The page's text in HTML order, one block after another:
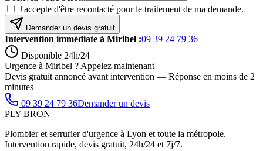
J'accepte d'être recontacté pour le traitement de ma demande.
Demander un devis gratuit
Intervention immédiate à Miribel :09 39 24 79 36
Disponible 24h/24
Urgence à Miribel ? Appelez maintenant
Devis gratuit annoncé avant intervention — Réponse en moins de 2
minutes
09 39 24 79 36Demander un devis
PLY BRON
Plombier et serrurier d'urgence à Lyon et toute la métropole.
Intervention rapide, devis gratuit, 24h/24 et 7j/7.